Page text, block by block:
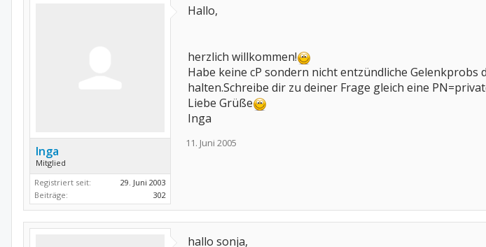
Inga
Mitglied
Registriert seit:
29. Juni 2003
Beiträge:
302
Hallo,
herzlich willkommen!
Habe keine cP sondern nicht entzündliche
halten.Schreibe dir zu deiner Frage gleich eine
Liebe Grüße
Inga
11. Juni 2005
hallo sonja,